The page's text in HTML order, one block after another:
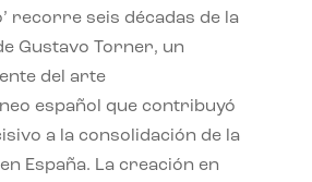
recorre seis décadas de la
Gustavo Torner, un
del arte
español que contribuyó
a la consolidación de la
España. La creación en